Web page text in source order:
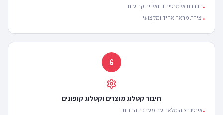
•הגדרת אלמנטים ויזואליים קבועים
•יצירת מראה אחיד ומקצועי
6
חיבור קטלוג מוצרים וקטלוג קופונים
•אינטגרציה מלאה עם מערכת החנות